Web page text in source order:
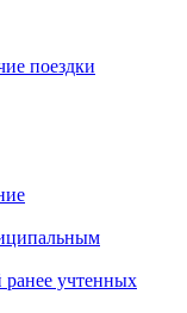
поездки
ранее учтенных